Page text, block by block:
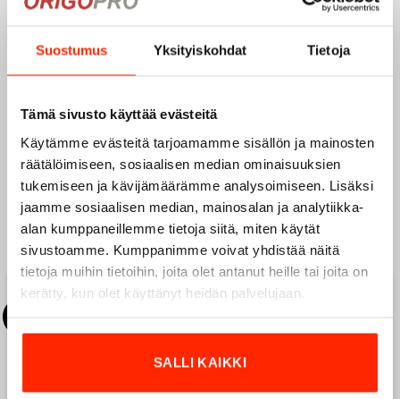
Suostumus Yksityiskohdat Tietoja
Tämä sivusto käyttää evästeitä
Käytämme evästeitä tarjoamamme sisällön ja mainosten
räätälöimiseen, sosiaalisen median ominaisuuksien
tukemiseen ja kävijämäärämme analysoimiseen. Lisäksi
jaamme sosiaalisen median, mainosalan ja analytiikka-
alan kumppaneillemme tietoja siitä, miten käytät
sivustoamme. Kumppanimme voivat yhdistää näitä
tietoja muihin tietoihin, joita olet antanut heille tai joita on
kerätty, kun olet käyttänyt heidän palvelujaan.
SALLI KAIKKI
Suositut kausituotteet